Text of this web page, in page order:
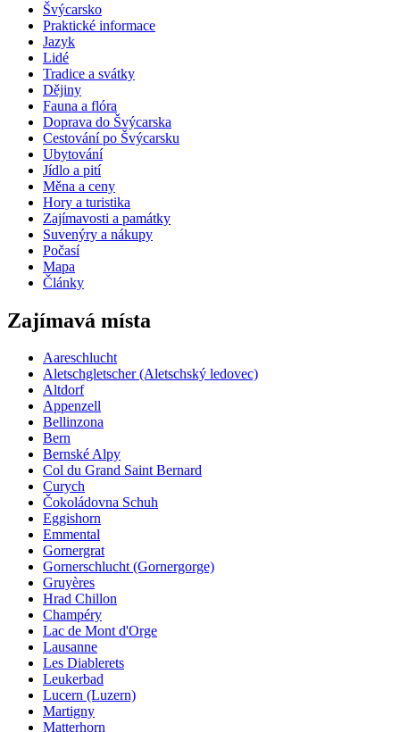
Švýcarsko
Praktické informace
Jazyk
Lidé
Tradice a svátky
Dějiny
Fauna a flóra
Doprava do Švýcarska
Cestování po Švýcarsku
Ubytování
Jídlo a pití
Měna a ceny
Hory a turistika
Zajímavosti a památky
Suvenýry a nákupy
Počasí
Mapa
Články
Zajímavá místa
Aareschlucht
Aletschgletscher (Aletschský ledovec)
Altdorf
Appenzell
Bellinzona
Bern
Bernské Alpy
Col du Grand Saint Bernard
Curych
Čokoládovna Schuh
Eggishorn
Emmental
Gornergrat
Gornerschlucht (Gornergorge)
Gruyères
Hrad Chillon
Champéry
Lac de Mont d'Orge
Lausanne
Les Diablerets
Leukerbad
Lucern (Luzern)
Martigny
Matterhorn